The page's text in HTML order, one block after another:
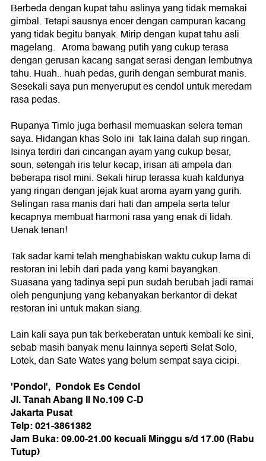
Berbeda dengan kupat tahu aslinya yang tidak memakai
gimbal. Tetapi sausnya encer dengan campuran kacang
yang tidak begitu banyak. Mirip dengan kupat tahu asli
magelang. Aroma bawang putih yang cukup terasa
dengan gerusan kacang sangat serasi dengan lembutnya
tahu. Huah.. huah pedas, gurih dengan semburat manis.
Sesekali saya pun menyeruput es cendol untuk meredam
rasa pedas.
Rupanya Timlo juga berhasil memuaskan selera teman
saya. Hidangan khas Solo ini tak laina dalah sup ringan.
Isinya terdiri dari cincangan ayam yang cukup besar,
soun, setengah iris telur kecap, irisan ati ampela dan
beberapa risol mini. Sekali hirup terassa kuah kaldunya
yang ringan dengan jejak kuat aroma ayam yang gurih.
Selingan rasa manis dari hati dan ampela serta telur
kecapnya membuat harmoni rasa yang enak di lidah.
Uenak tenan!
Tak sadar kami telah menghabiskan waktu cukup lama di
restoran ini lebih dari pada yang kami bayangkan.
Suasana yang tadinya sepi pun sudah berubah jadi ramai
oleh pengunjung yang kebanyakan berkantor di dekat
restoran ini untuk makan siang.
Lain kali saya pun tak berkeberatan untuk kembali ke sini,
sebab masih banyak menu lainnya seperti Selat Solo,
Lotek, dan Sate Wates yang belum sempat saya cicipi.
'Pondol', Pondok Es Cendol
Jl. Tanah Abang II No.109 C-D
Jakarta Pusat
Telp: 021-3861382
Jam Buka: 09.00-21.00 kecuali Minggu s/d 17.00 (Rabu
Tutup)